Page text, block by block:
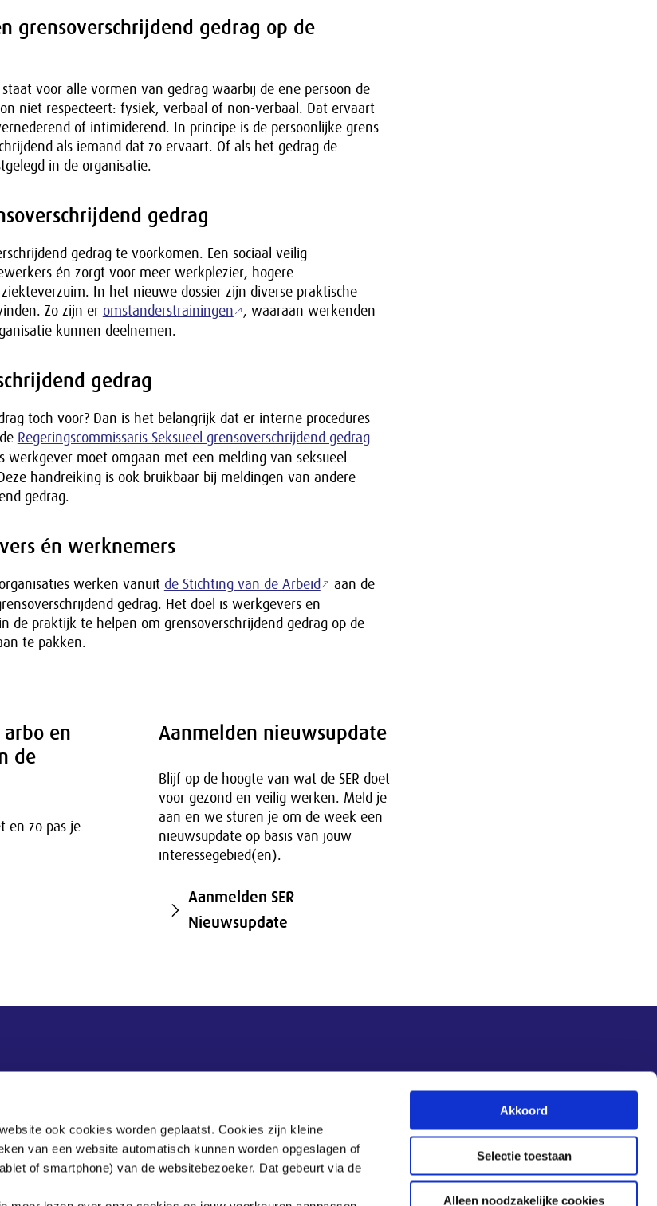
ook cookies worden geplaatst. Cookies zijn kleine
van een website automatisch kunnen worden opgeslagen of
of smartphone) van de websitebezoeker. Dat gebeurt via de
Akkoord
Selectie toestaan
Alleen noodzakelijke cookies
grensoverschrijdend gedrag op de
staat voor alle vormen van gedrag waarbij de ene persoon de
niet respecteert: fysiek, verbaal of non-verbaal. Dat ervaart
of intimiderend. In principe is de persoonlijke grens
als iemand dat zo ervaart. Of als het gedrag de
in de organisatie.
gedrag
gedrag te voorkomen. Een sociaal veilig
én zorgt voor meer werkplezier, hogere
In het nieuwe dossier zijn diverse praktische
Zo zijn er omstanderstrainingen
, waaraan werkenden
kunnen deelnemen.
gedrag
toch voor? Dan is het belangrijk dat er interne procedures
Regeringscommissaris Seksueel grensoverschrijdend gedrag
werkgever moet omgaan met een melding van seksueel
handreiking is ook bruikbaar bij meldingen van andere
gedrag.
én werknemers
werken vanuit de Stichting van de Arbeid
aan de
gedrag. Het doel is werkgevers en
de praktijk te helpen om grensoverschrijdend gedrag op de
te pakken.
en
de
en zo pas je
Aanmelden nieuwsupdate
Blijf op de hoogte van wat de SER doet
voor gezond en veilig werken. Meld je
aan en we sturen je om de week een
nieuwsupdate op basis van jouw
interessegebied(en).
Aanmelden SER
Nieuwsupdate
Nieuwsupdate
Inschrijven
Postbus 90405
2509 LK Den Haag